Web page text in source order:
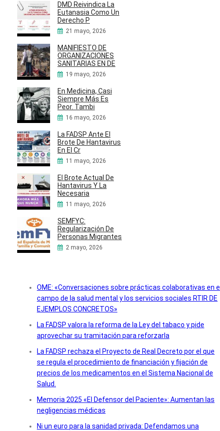
DMD Reivindica La
Eutanasia Como Un
Derecho P
21 mayo, 2026
MANIFIESTO DE
ORGANIZACIONES
SANITARIAS EN DE
19 mayo, 2026
En Medicina, Casi
Siempre Más Es
Peor. Tambi
16 mayo, 2026
La FADSP Ante El
Brote De Hantavirus
En El Cr
11 mayo, 2026
El Brote Actual De
Hantavirus Y La
Necesaria
11 mayo, 2026
SEMFYC:
Regularización De
Personas Migrantes
2 mayo, 2026
OME: «Conversaciones sobre prácticas colaborativas en
campo de la salud mental y los servicios sociales RTIR DE
EJEMPLOS CONCRETOS»
La FADSP valora la reforma de la Ley del tabaco y pide
aprovechar su tramitación para reforzarla
La FADSP rechaza el Proyecto de Real Decreto por el que
se regula el procedimiento de financiación y fijación de
precios de los medicamentos en el Sistema Nacional de
Salud.
Memoria 2025 «El Defensor del Paciente»: Aumentan las
negligencias médicas
Ni un euro para la sanidad privada: Defendamos una